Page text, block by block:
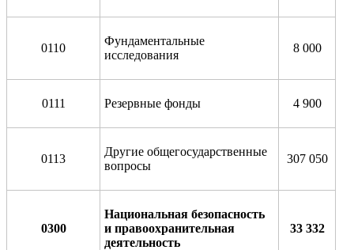
0110
Фундаментальные
исследования
8 000
0111 Резервные фонды 4 900
0113
Другие общегосударственные
вопросы
307 050
0300
Национальная безопасность
и правоохранительная
деятельность
33 332